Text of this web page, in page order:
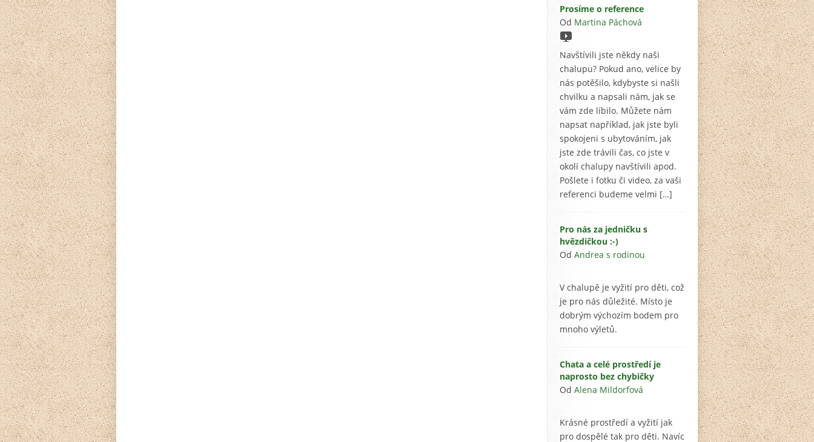
Prosíme o reference
Od Martina Páchová
Navštívili jste někdy naši
chalupu? Pokud ano, velice by
nás potěšilo, kdybyste si našli
chvilku a napsali nám, jak se
vám zde líbilo. Můžete nám
napsat například, jak jste byli
spokojeni s ubytováním, jak
jste zde trávili čas, co jste v
okolí chalupy navštívili apod.
Pošlete i fotku či video, za vaši
referenci budeme velmi […]
Pro nás za jedničku s
hvězdičkou :-)
Od Andrea s rodinou
V chalupě je vyžití pro děti, což
je pro nás důležité. Místo je
dobrým výchozím bodem pro
mnoho výletů.
Chata a celé prostředí je
naprosto bez chybičky
Od Alena Mildorfová
Krásné prostředí a vyžití jak
pro dospělé tak pro děti. Navíc